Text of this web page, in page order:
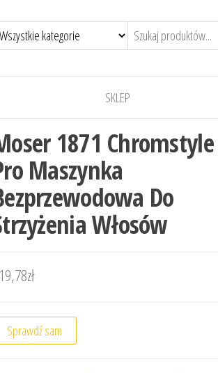
SKLEP
1871 Chromstyle
Maszynka
Do
Włosów
zł
Sprawdź sam